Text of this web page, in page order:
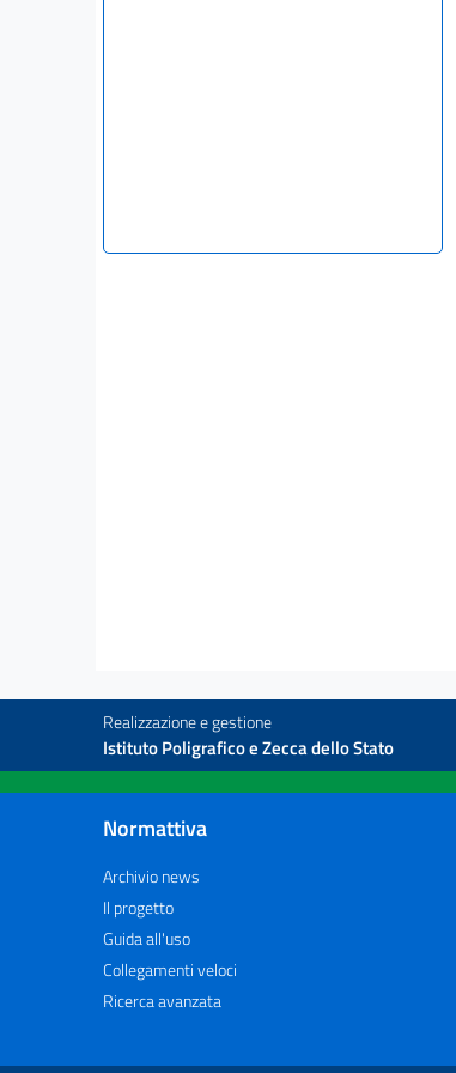
Realizzazione e gestione
Istituto Poligrafico e Zecca dello Stato
Normattiva
Archivio news
Il progetto
Guida all'uso
Collegamenti veloci
Ricerca avanzata